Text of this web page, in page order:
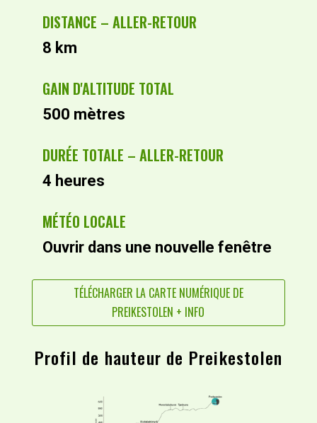
DISTANCE – ALLER-RETOUR
8 km
GAIN D'ALTITUDE TOTAL
500 mètres
DURÉE TOTALE – ALLER-RETOUR
4 heures
MÉTÉO LOCALE
Ouvrir dans une nouvelle fenêtre
TÉLÉCHARGER LA CARTE NUMÉRIQUE DE
PREIKESTOLEN + INFO
Profil de hauteur de Preikestolen